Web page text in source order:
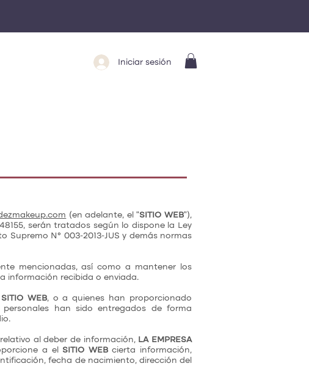
Iniciar sesión
(en adelante, el “SITIO WEB”),
serán tratados según lo dispone la Ley
Supremo N° 003-2013-JUS y demás normas
mencionadas, así como a mantener los
información recibida o enviada.
SITIO WEB, o a quienes han proporcionado
han sido entregados de forma
al deber de información, LA EMPRESA
a el SITIO WEBcierta información,
fecha de nacimiento, dirección del